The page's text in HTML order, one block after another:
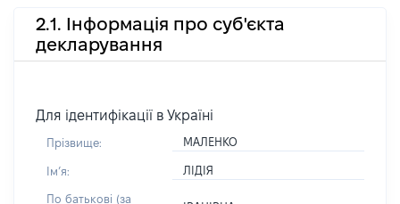
2.1. Інформація про суб'єкта
декларування
Для ідентифікації в Україні
Прізвище: МАЛЕНКО
Імʼя: ЛІДІЯ
По батькові (за